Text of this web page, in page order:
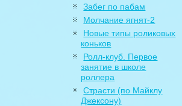
Забег по пабам
Молчание ягнят-2
Новые типы роликовых
коньков
Ролл-клуб. Первое
занятие в школе
роллера
Страсти (по Майклу
Джексону)